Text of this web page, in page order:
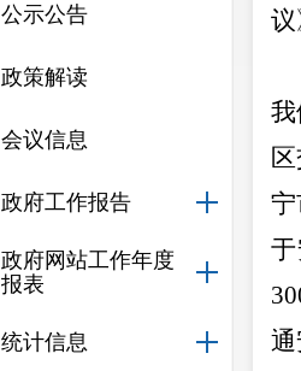
公示公告
政策解读
会议信息
政府工作报告
政府网站工作年度
报表
统计信息